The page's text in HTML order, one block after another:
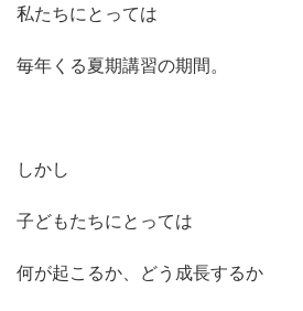
私たちにとっては
毎年くる夏期講習の期間。
しかし
子どもたちにとっては
何が起こるか、どう成長するか